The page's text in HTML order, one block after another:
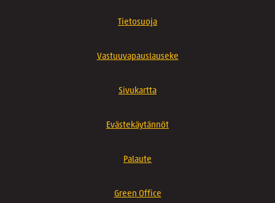
Tietosuoja
Vastuuvapauslauseke
Sivukartta
Evästekäytännöt
Palaute
Green Office